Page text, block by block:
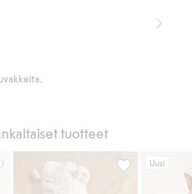
tuotteet
jumpsuit, jossa onHaalarit, Lisää
Uusi